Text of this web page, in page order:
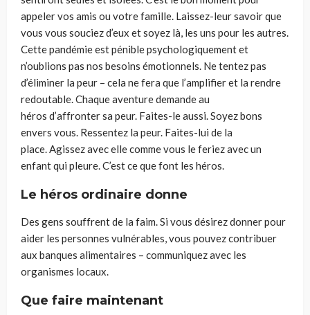
appeler vos amis ou votre famille. Laissez-leur savoir que
vous vous souciez d’eux et soyez là, les uns pour les autres.
Cette pandémie est pénible psychologiquement et
n’oublions pas nos besoins émotionnels. Ne tentez pas
d’éliminer la peur – cela ne fera que l’amplifier et la rendre
redoutable.Chaque aventuredemande au
héros d’affrontersa peur. Faites-leaussi. Soyez bons
envers vous. Ressentez la peur. Faites-lui de la
place.Agissez avec ellecomme vous le feriez avec un
enfant qui pleure. C’est ce que font les héros.
Le héros ordinaire donne
Des gens souffrent de la faim.Si vous désirez donner pour
aider les personnes vulnérables, vous pouvez contribuer
aux banques alimentaires – communiquez avec les
organismes locaux.
Que faire maintenant